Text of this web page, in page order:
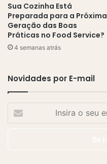
Sua Cozinha Está
Preparada para a Próxima
Geração das Boas
Práticas no Food Service?
4 semanas atrás
Novidades por E-mail